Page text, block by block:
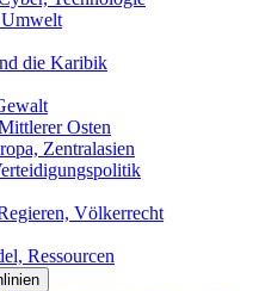
die Karibik
Osten
Zentralasien
Völkerrecht
Ressourcen